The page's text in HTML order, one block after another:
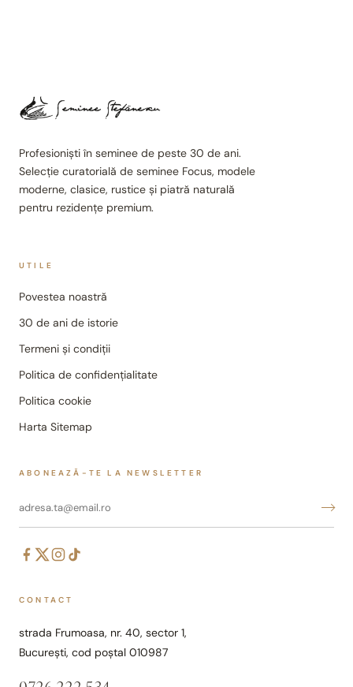
Profesioniști în seminee de peste 30 de ani.
Selecție curatorială de seminee Focus, modele
moderne, clasice, rustice și piatră naturală
pentru rezidențe premium.
UTILE
Povestea noastră
30 de ani de istorie
Termeni și condiții
Politica de confidențialitate
Politica cookie
Harta Sitemap
ABONEAZĂ-TE LA NEWSLETTER
CONTACT
strada Frumoasa, nr. 40, sector 1,
București, cod poștal 010987